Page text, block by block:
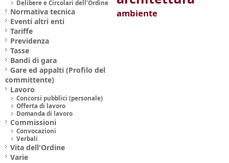
Delibere e Circolari dell'Ordine
Normativa tecnica
Eventi altri enti
Tariffe
Previdenza
Tasse
Bandi di gara
Gare ed appalti (Profilo del
committente)
Lavoro
Concorsi pubblici (personale)
Offerta di lavoro
Domanda di lavoro
Commissioni
Convocazioni
Verbali
Vita dell'Ordine
Varie
ambiente